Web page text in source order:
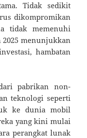
Tidak sedikit
dikompromikan
tidak memenuhi
menunjukkan
hambatan
pabrikan non-
teknologi seperti
ke dunia mobil
yang kini mulai
perangkat lunak